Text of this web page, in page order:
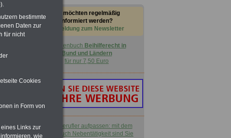
Sie möchten regelmäßig
informiert werden?
Anmeldung zum Newsletter
Taschenbuch Beihilferecht in
Bund und Ländern
für nur 7,50 Euro
Nebenberufler aufpassen: mit dem
OnlineBuch Nebentätigkeit sind Sie
bestimmte
Daten zur
für nicht
Cookies
in Form von
Links zur
wie